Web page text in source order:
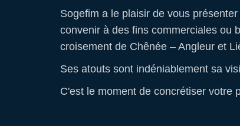
Sogefim a le plaisir de vous
convenir à des fins commerciales ou
croisement de Chênée – Angleur et
Ses atouts sont indéniablement sa
C'est le moment de concrétiser votre